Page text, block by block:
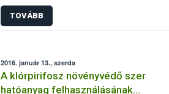
TOVÁBB
2016. január 13., szerda
A klórpirifosz növényvédő szer
hatóanyag felhasználásának